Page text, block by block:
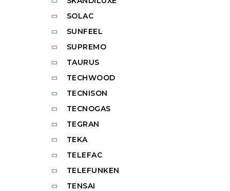
SOLAC
SUNFEEL
SUPREMO
TAURUS
TECHWOOD
TECNISON
TECNOGAS
TEGRAN
TEKA
TELEFAC
TELEFUNKEN
TENSAI